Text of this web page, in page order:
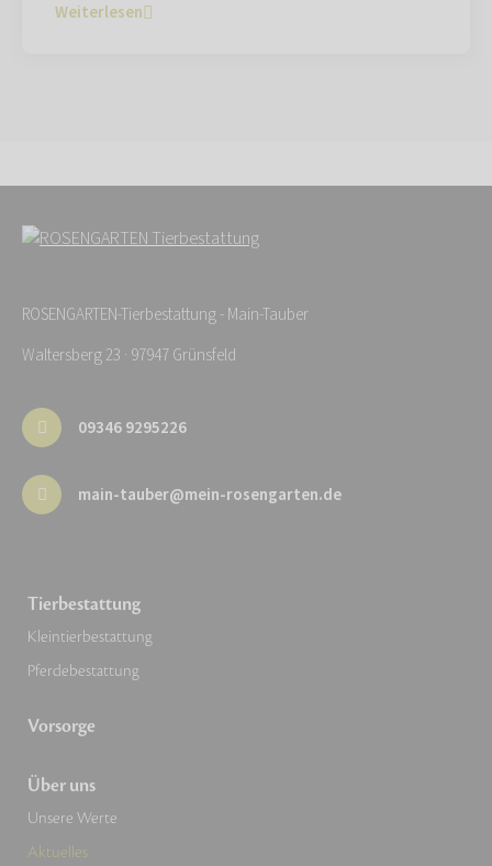
Weiterlesen
ROSENGARTEN-Tierbestattung - Main-Tauber
Waltersberg 23 · 97947 Grünsfeld
09346 9295226
main-tauber@mein-rosengarten.de
Tierbestattung
Kleintierbestattung
Pferdebestattung
Vorsorge
Über uns
Unsere Werte
Aktuelles